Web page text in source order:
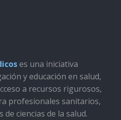
es una iniciativa
y educación en salud,
a recursos rigurosos,
profesionales sanitarios,
ciencias de la salud.